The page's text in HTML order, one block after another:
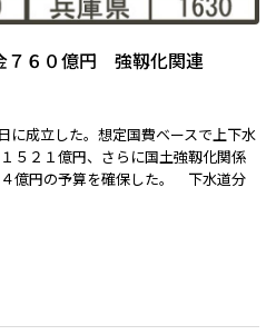
７６０億円 強靱化関連
に成立した。想定国費ベースで上下水
５２１億円、さらに国土強靱化関係
億円の予算を確保した。 下水道分